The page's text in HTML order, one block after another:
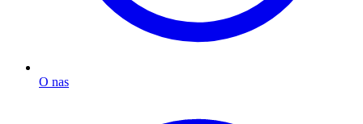
O nas